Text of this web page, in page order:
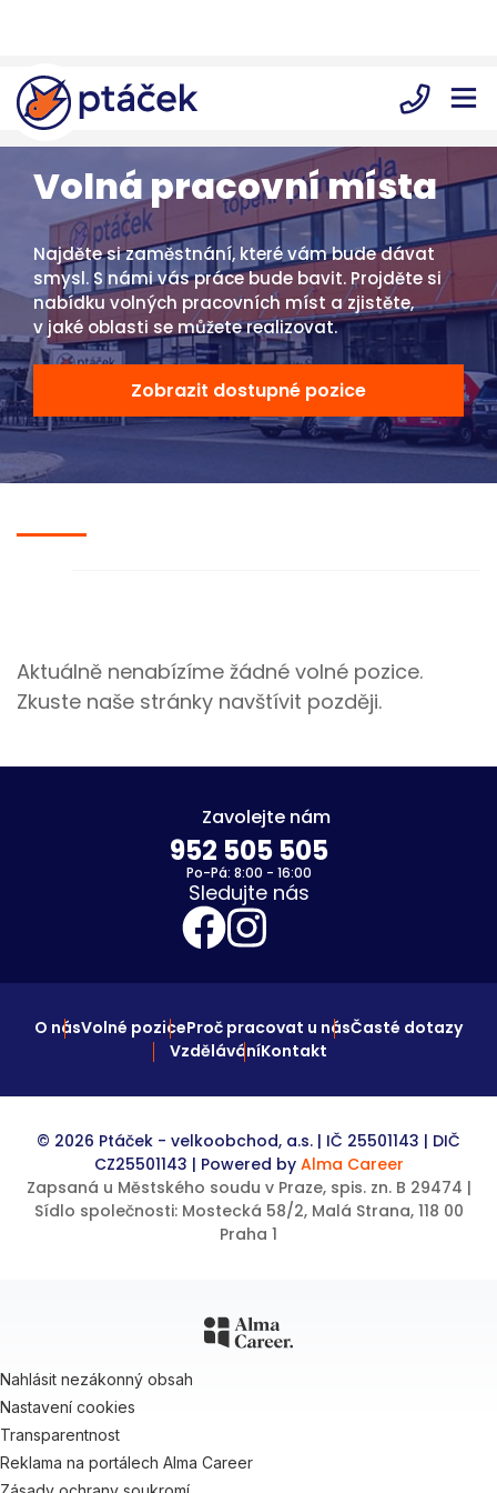
Volná pracovní místa
Najděte si zaměstnání, které vám bude dávat
smysl. S námi vás práce bude bavit. Projděte si
nabídku volných pracovních míst a zjistěte,
v jaké oblasti se můžete realizovat.
Zobrazit dostupné pozice
Aktuálně nenabízíme žádné volné pozice.
Zkuste naše stránky navštívit později.
Zavolejte nám
952 505 505
Po-Pá: 8:00 - 16:00
Sledujte nás
O násVolné poziceProč pracovat u násČasté dotazy
VzděláváníKontakt
© 2026 Ptáček - velkoobchod, a.s. | IČ 25501143 | DIČ
CZ25501143 | Powered by Alma Career
Zapsaná u Městského soudu v Praze, spis. zn. B 29474 |
Sídlo společnosti: Mostecká 58/2, Malá Strana, 118 00
Praha 1
Nahlásit nezákonný obsah
Nastavení cookies
Transparentnost
Reklama na portálech Alma Career